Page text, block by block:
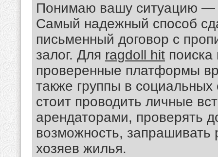
Понимаю вашу ситуацию —
Самый надежный способ
письменный договор с
залог. Для ragdoll hit поиска
проверенные платформы
также группы в
стоит проводить личные
арендаторами, проверять
возможность,
хозяев жилья.